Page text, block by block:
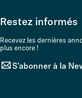
Restez informés
Recevez les dernières
plus encore !
S’abonner à la